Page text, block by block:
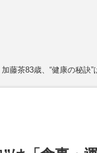
加藤茶83歳、“健康の秘訣